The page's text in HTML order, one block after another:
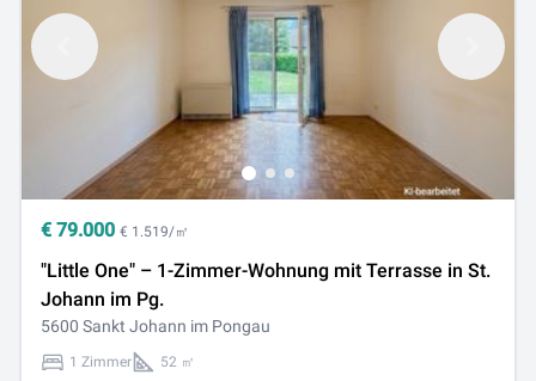
€ 79.000 € 1.519/㎡
"Little One" – 1-Zimmer-Wohnung mit Terrasse in St.
Johann im Pg.
5600 Sankt Johann im Pongau
1 Zimmer 52 ㎡